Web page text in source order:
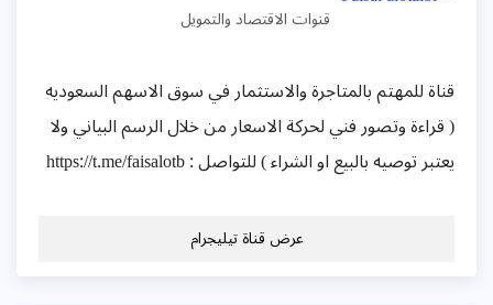
قنوات الاقتصاد والتمويل
قناة للمهتم بالمتاجرة والاستثمار في سوق الاسهم السعوديه
( قراءة وتصور فني لحركة الاسعار من خلال الرسم البياني ولا
يعتبر توصيه بالبيع او الشراء ) للتواصل : https://t.me/faisalotb
عرض قناة تيليجرام